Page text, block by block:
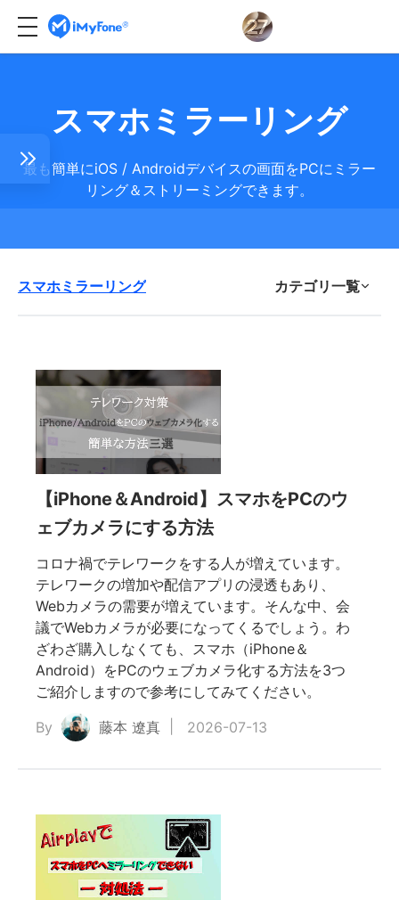
スマホミラーリング
最も簡単にiOS / Androidデバイスの画面をPCにミラー
リング＆ストリーミングできます。
スマホミラーリング カテゴリ一覧
メディア知識
ファイル修復
【iPhone＆Android】スマホをPCのウ
ェブカメラにする方法
コロナ禍でテレワークをする人が増えています。
テレワークの増加や配信アプリの浸透もあり、
Webカメラの需要が増えています。そんな中、会
議でWebカメラが必要になってくるでしょう。わ
ざわざ購入しなくても、スマホ（iPhone＆
Android）をPCのウェブカメラ化する方法を3つ
ご紹介しますので参考にしてみてください。
By
藤本 遼真 2026-07-13
グ